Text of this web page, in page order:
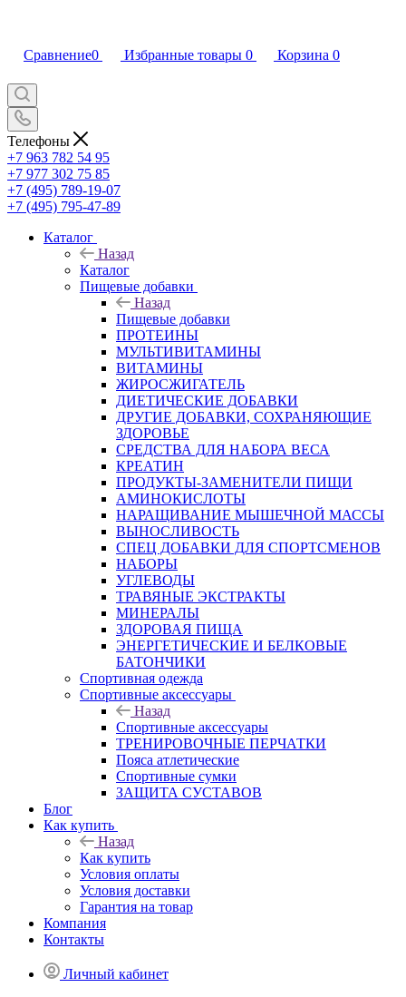
Сравнение0 Избранные товары 0 Корзина 0
Телефоны
+7 963 782 54 95
+7 977 302 75 85
+7 (495) 789-19-07
+7 (495) 795-47-89
Каталог
Назад
Каталог
Пищевые добавки
Назад
Пищевые добавки
ПРОТЕИНЫ
МУЛЬТИВИТАМИНЫ
ВИТАМИНЫ
ЖИРОСЖИГАТЕЛЬ
ДИЕТИЧЕСКИЕ ДОБАВКИ
ДРУГИЕ ДОБАВКИ, СОХРАНЯЮЩИЕ
ЗДОРОВЬЕ
СРЕДСТВА ДЛЯ НАБОРА ВЕСА
КРЕАТИН
ПРОДУКТЫ-ЗАМЕНИТЕЛИ ПИЩИ
АМИНОКИСЛОТЫ
НАРАЩИВАНИЕ МЫШЕЧНОЙ МАССЫ
ВЫНОСЛИВОСТЬ
СПЕЦ ДОБАВКИ ДЛЯ СПОРТСМЕНОВ
НАБОРЫ
УГЛЕВОДЫ
ТРАВЯНЫЕ ЭКСТРАКТЫ
МИНЕРАЛЫ
ЗДОРОВАЯ ПИЩА
ЭНЕРГЕТИЧЕСКИЕ И БЕЛКОВЫЕ
БАТОНЧИКИ
Спортивная одежда
Спортивные аксессуары
Назад
Спортивные аксессуары
ТРЕНИРОВОЧНЫЕ ПЕРЧАТКИ
Пояса атлетические
Спортивные сумки
ЗАЩИТА СУСТАВОВ
Блог
Как купить
Назад
Как купить
Условия оплаты
Условия доставки
Гарантия на товар
Компания
Контакты
Личный кабинет